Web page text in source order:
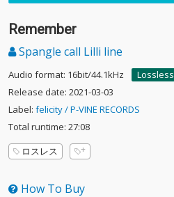
Remember
Spangle call Lilli line
Audio format: 16bit/44.1kHz
Lossless
Release date: 2021-03-03
Label: felicity / P-VINE RECORDS
Total runtime: 27:08
ロスレス
How To Buy